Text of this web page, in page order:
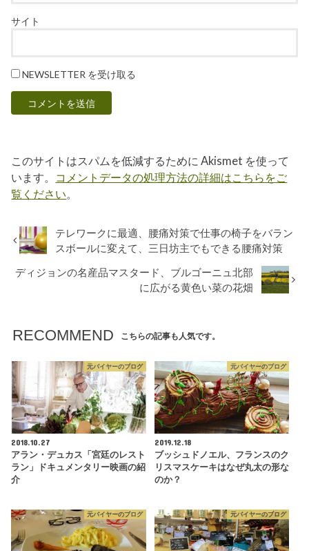
サイト
NEWSLETTER を受け取る
このサイトはスパムを低減するために Akismet を使って
います。 コメントデータの処理方法の詳細はこちらをご
覧ください。
テレワークに最適、腰痛対策で仕事の椅子をバラン
スボールに変えて、三日坊主でもできる腰痛対策
ディジョンの名産品マスタード、ブルゴーニュ北部
に広がる黄色い菜の花畑
RECOMMEND こちらの記事も人気です。
元バイヤーのブログ
2018.10.27
アラン・デュカス「宮廷のレスト
ラン」ドキュメンタリー映画の紹
介
元バイヤーのブログ
2019.12.18
ブッシュドノエル、フランスのク
リスマスケーキはなぜ丸太の形な
のか？
元バイヤーのブログ 元バイヤーのブログ